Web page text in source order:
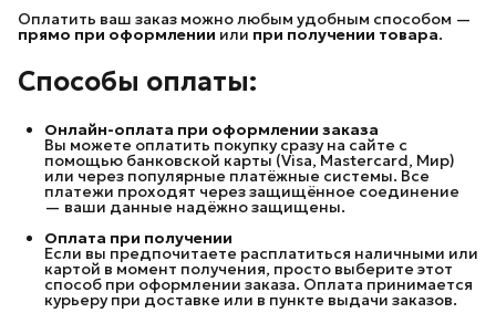
Оплатить ваш заказ можно любым удобным способом —
прямо при оформлении или при получении товара.
Способы оплаты:
Онлайн-оплата при оформлении заказа
Вы можете оплатить покупку сразу на сайте с
помощью банковской карты (Visa, Mastercard, Мир)
или через популярные платёжные системы. Все
платежи проходят через защищённое соединение
— ваши данные надёжно защищены.
Оплата при получении
Если вы предпочитаете расплатиться наличными или
картой в момент получения, просто выберите этот
способ при оформлении заказа. Оплата принимается
курьеру при доставке или в пункте выдачи заказов.